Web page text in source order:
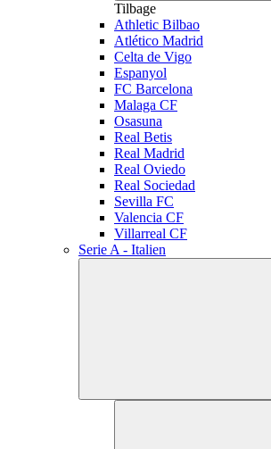
Tilbage
Athletic Bilbao
Atlético Madrid
Celta de Vigo
Espanyol
FC Barcelona
Malaga CF
Osasuna
Real Betis
Real Madrid
Real Oviedo
Real Sociedad
Sevilla FC
Valencia CF
Villarreal CF
Serie A - Italien